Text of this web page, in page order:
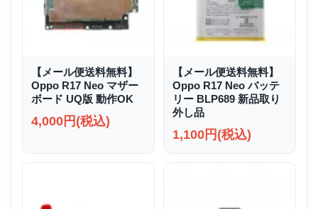
【メール便送料無料】
Oppo R17 Neo マザー
ボード UQ版 動作OK
4,000円(税込)
【メール便送料無料】
Oppo R17 Neo バッテ
リー BLP689 新品取り
外し品
1,100円(税込)